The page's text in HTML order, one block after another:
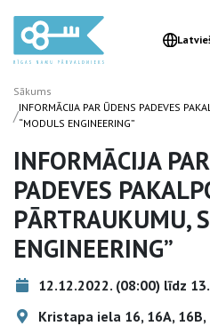
Sākums
/INFORMĀCIJA PAR ŪDENS PADEVES
“MODULS ENGINEERING”
INFORMĀCIJA
PADEVES
PĀRTRAUKUMU,
ENGINEERING”
12.12.2022. (08:00) līdz
Kristapa iela 16, 16A, 16B,